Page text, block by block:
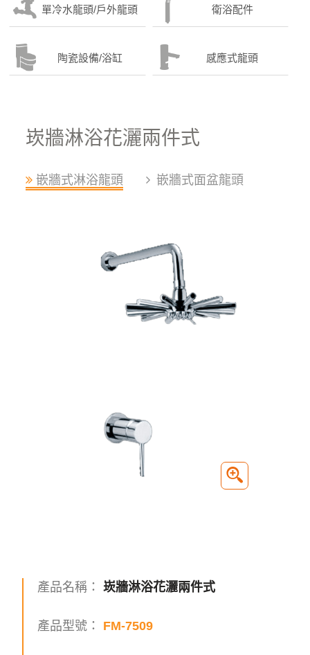
單冷水龍頭/戶外龍頭 衛浴配件
陶瓷設備/浴缸 感應式龍頭
崁牆淋浴花灑兩件式
嵌牆式淋浴龍頭 嵌牆式面盆龍頭
產品名稱： 崁牆淋浴花灑兩件式
產品型號： FM-7509